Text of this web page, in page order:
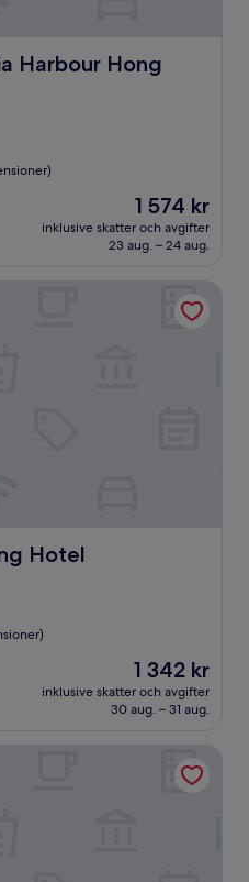
Harbour Hong
Hong Kong
Priset
är
1 574 kr
1 574 kr
inklusive skatter och avgifter
23 aug. – 24 aug.
Hotel
Priset
är
1 342 kr
1 342 kr
inklusive skatter och avgifter
30 aug. – 31 aug.